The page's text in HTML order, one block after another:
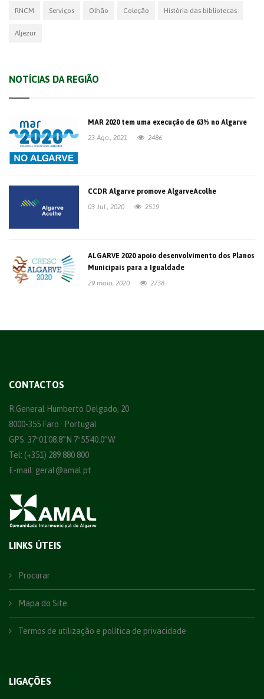
RNCM Serviços Olhão Coleção História das bibliotecas
Aljezur
NOTÍCIAS DA REGIÃO
MAR 2020 tem uma execução de 63% no Algarve
23 Ago., 2021
2486
CCDR Algarve promove AlgarveAcolhe
03 Jul., 2020
2519
ALGARVE 2020 apoio desenvolvimento dos Planos
Municipais para a Igualdade
29 maio, 2020
2738
CONTACTOS
R.General Humberto Delgado, 20
8000-355 Faro · Portugal
GPS: 37º01´08.8”N 7º55´40.0”W
Tel: (+351) 289 880 800
E-mail: geral@amal.pt
LINKS ÚTEIS
Procurar
Mapa do Site
Termos de utilização e política de privacidade
LIGAÇÕES